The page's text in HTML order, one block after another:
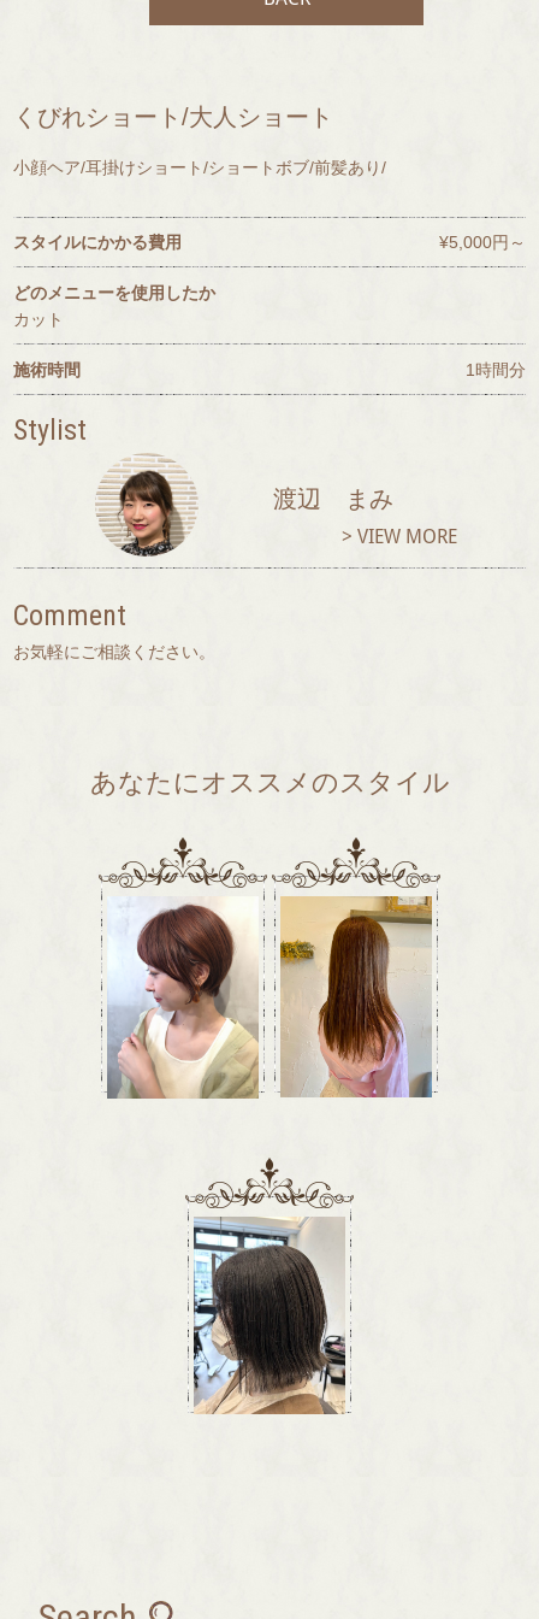
くびれショート/大人ショート
小顔ヘア/耳掛けショート/ショートボブ/前髪あり/
スタイルにかかる費用 ¥5,000円～
どのメニューを使用したか
カット
施術時間 1時間分
Stylist
渡辺 まみ
> VIEW MORE
Comment
お気軽にご相談ください。
あなたにオススメのスタイル